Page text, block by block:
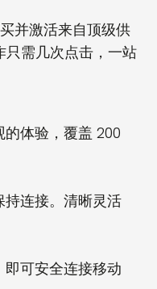
并激活来自顶级供
需几次点击，一站
体验，覆盖 200
连接。清晰灵活
可安全连接移动